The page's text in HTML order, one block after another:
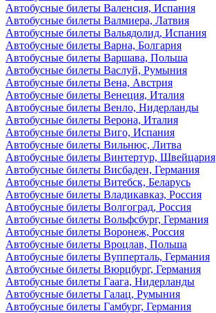
Автобусные билеты Валенсия, Испания
Автобусные билеты Валмиера, Латвия
Автобусные билеты Вальядолид, Испания
Автобусные билеты Варна, Болгария
Автобусные билеты Варшава, Польша
Автобусные билеты Васлуй, Румыния
Автобусные билеты Вена, Австрия
Автобусные билеты Венеция, Италия
Автобусные билеты Венло, Нидерланды
Автобусные билеты Верона, Италия
Автобусные билеты Виго, Испания
Автобусные билеты Вильнюс, Литва
Автобусные билеты Винтертур, Швейцария
Автобусные билеты Висбаден, Германия
Автобусные билеты Витебск, Беларусь
Автобусные билеты Владикавказ, Россия
Автобусные билеты Волгоград, Россия
Автобусные билеты Вольфсбург, Германия
Автобусные билеты Воронеж, Россия
Автобусные билеты Вроцлав, Польша
Автобусные билеты Вупперталь, Германия
Автобусные билеты Вюрцбург, Германия
Автобусные билеты Гаага, Нидерланды
Автобусные билеты Галац, Румыния
Автобусные билеты Гамбург, Германия